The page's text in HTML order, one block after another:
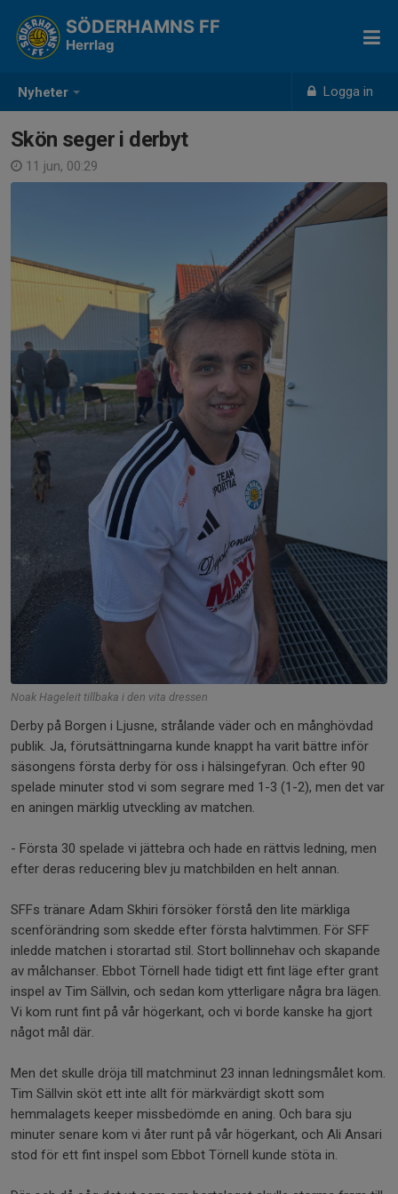
Nyheter Logga in
SÖDERHAMNS FF
Herrlag
Skön seger i derbyt
11 jun, 00:29
Noak Hageleit tillbaka i den vita dressen
Derby på Borgen i Ljusne, strålande väder och en månghövdad
publik. Ja, förutsättningarna kunde knappt ha varit bättre inför
säsongens första derby för oss i hälsingefyran. Och efter 90
spelade minuter stod vi som segrare med 1-3 (1-2), men det var
en aningen märklig utveckling av matchen.
- Första 30 spelade vi jättebra och hade en rättvis ledning, men
efter deras reducering blev ju matchbilden en helt annan.
SFFs tränare Adam Skhiri försöker förstå den lite märkliga
scenförändring som skedde efter första halvtimmen. För SFF
inledde matchen i storartad stil. Stort bollinnehav och skapande
av målchanser. Ebbot Törnell hade tidigt ett fint läge efter grant
inspel av Tim Sällvin, och sedan kom ytterligare några bra lägen.
Vi kom runt fint på vår högerkant, och vi borde kanske ha gjort
något mål där.
Men det skulle dröja till matchminut 23 innan ledningsmålet kom.
Tim Sällvin sköt ett inte allt för märkvärdigt skott som
hemmalagets keeper missbedömde en aning. Och bara sju
minuter senare kom vi åter runt på vår högerkant, och Ali Ansari
stod för ett fint inspel som Ebbot Törnell kunde stöta in.